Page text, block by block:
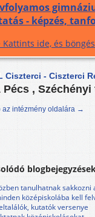
- képzés,
Kattints ide, és
Ciszterci - Ciszterci
Pécs , Széchényi
az intézmény oldalára →
tanulhatnak sakkozni
középiskolába kell
kutatók versenye